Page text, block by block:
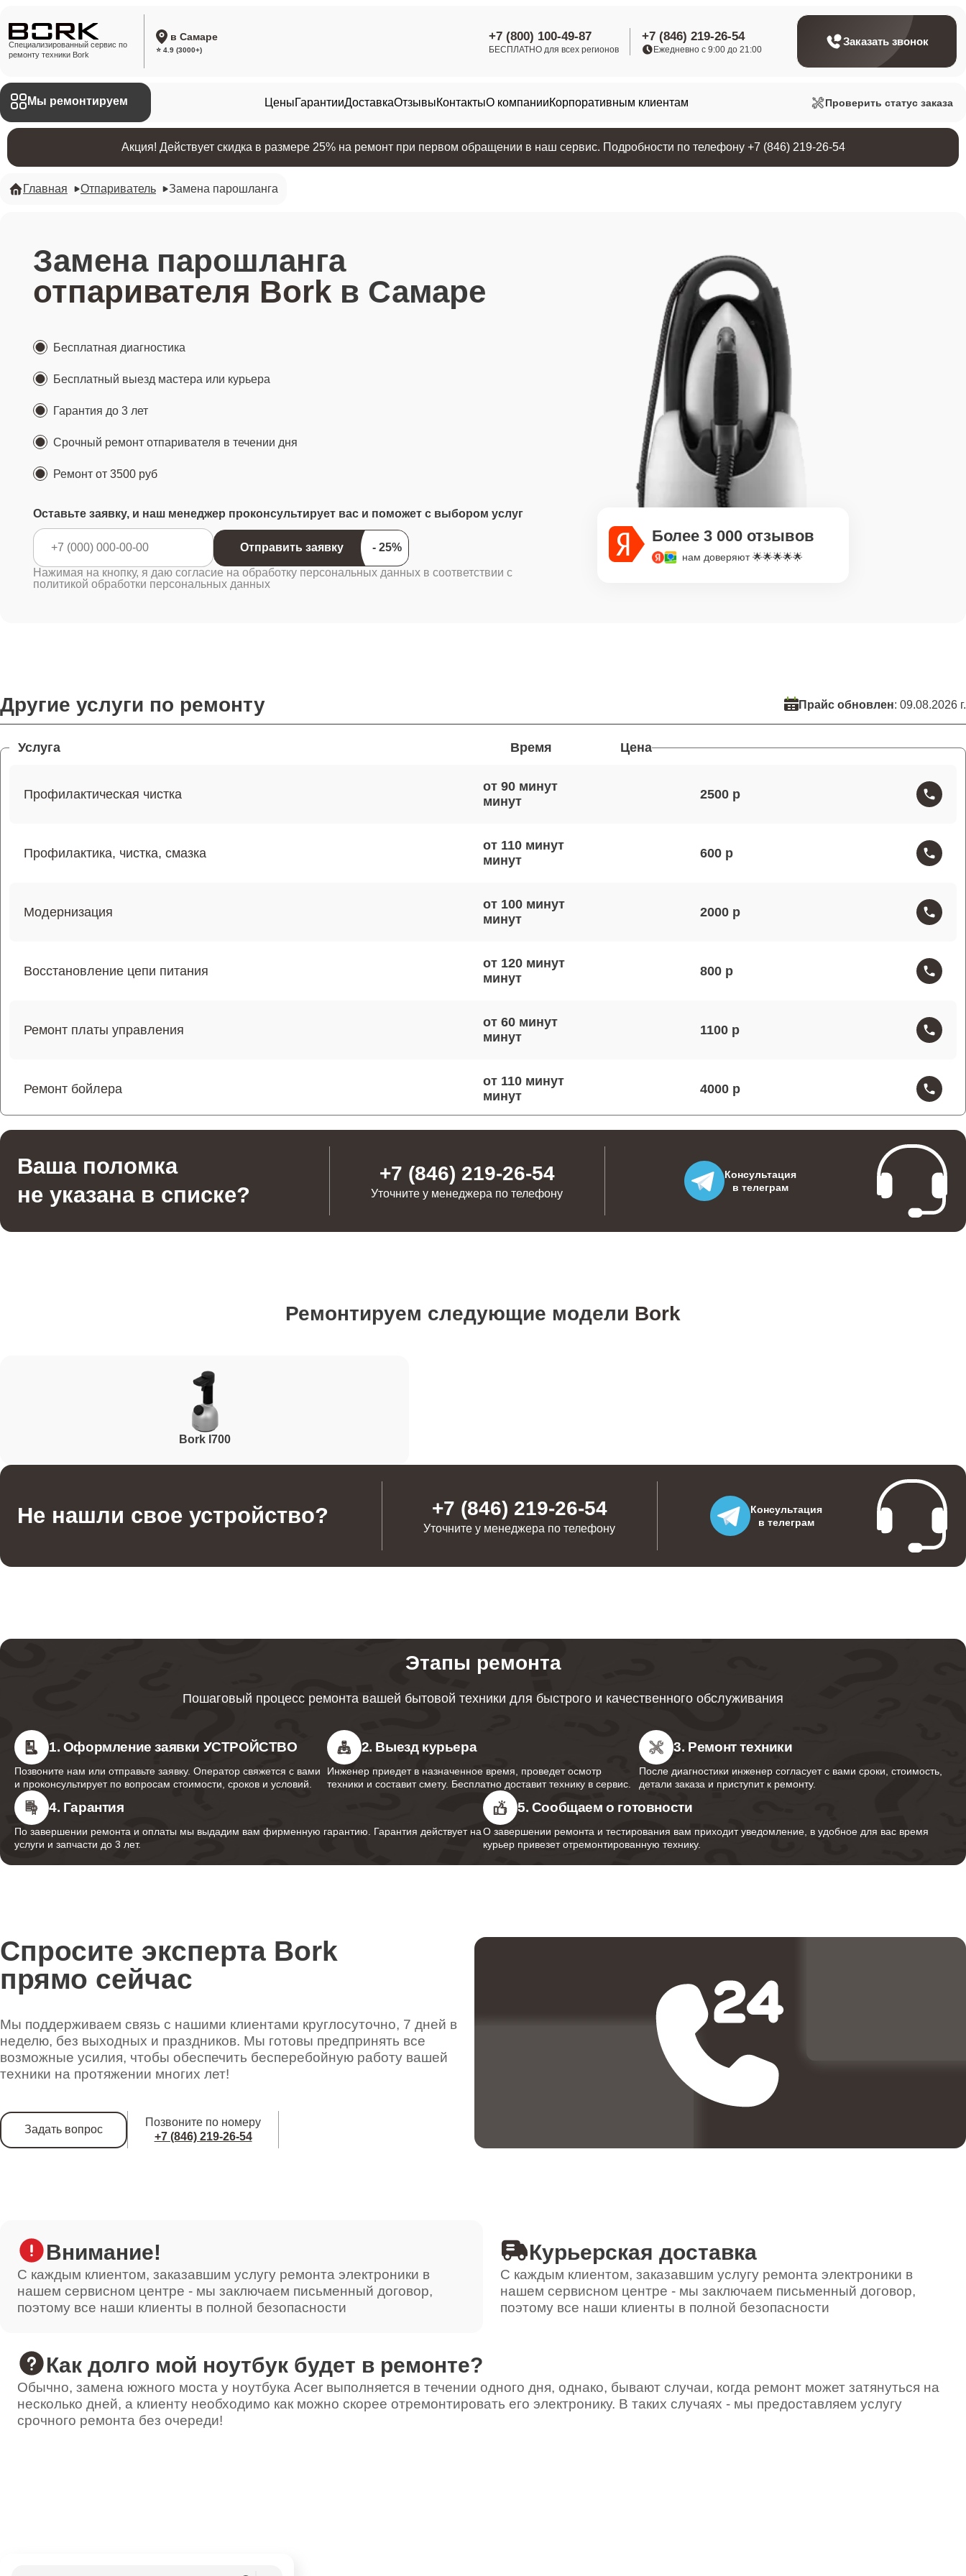
Специализированный сервис по
ремонту техники Bork
в Самаре
⭐ 4.9 (3000+)
+7 (800) 100-49-87
БЕСПЛАТНО для всех регионов
+7 (846) 219-26-54
Ежедневно с 9:00 до 21:00
Заказать звонок
Мы ремонтируем ЦеныГарантииДоставкаОтзывыКонтактыО компанииКорпоративным клиентам Проверить статус заказа
Акция! Действует скидка в размере 25% на ремонт при первом обращении в наш сервис. Подробности по телефону +7 (846) 219-26-54
Главная Отпариватель Замена парошланга
Замена парошланга
отпаривателя Bork в Самаре
Бесплатная диагностика
Бесплатный выезд мастера или курьера
Гарантия до 3 лет
Срочный ремонт отпаривателя в течении дня
Ремонт от 3500 руб
Оставьте заявку, и наш менеджер проконсультирует вас и поможет с выбором услуг
Отправить заявку
Нажимая на кнопку, я даю согласие на обработку персональных данных в соответствии с
политикой обработки персональных данных
Более 3 000 отзывов
нам доверяют 🌟🌟🌟🌟🌟
Другие услуги по ремонту Прайс обновлен: 09.08.2026 г.
Услуга Время Цена
Профилактическая чистка
от 90 минут
2500
Профилактика, чистка, смазка
от 110 минут
600
Модернизация
от 100 минут
2000
Восстановление цепи питания
от 120 минут
800
Ремонт платы управления
от 60 минут
1100
Ремонт бойлера
от 110 минут
4000
Ремонт термостата
от 100 минут
от 60 минут
Ремонт кнопки подачи пара
600
от 100 минут
Ремонт резервуара
Ремонт аварийного клапана
от 50 минут
Ремонт кнопок
от 40 минут
Ремонт пароклапана
Ремонт терморегулятора 3000
3500
Ремонт прокладок 750
Ремонт шнура питания
от 100 минут
от 50 минут
Простой ремонт основной платы 3000
Ваша поломка
не указана в списке?
+7 (846) 219-26-54
Уточните у менеджера по телефону
Консультация
в телеграм
Ремонтируем следующие модели Bork
Bork I700
Не нашли свое устройство? +7 (846) 219-26-54
Уточните у менеджера по телефону
Консультация
в телеграм
Этапы ремонта
Пошаговый процесс ремонта вашей бытовой техники для быстрого и качественного обслуживания
1. Оформление заявки УСТРОЙСТВО
Позвоните нам или отправьте заявку. Оператор свяжется с вами
и проконсультирует по вопросам стоимости, сроков и условий.
2. Выезд курьера
Инженер приедет в назначенное время, проведет осмотр
техники и составит смету. Бесплатно доставит технику в сервис.
3. Ремонт техники
После диагностики инженер согласует с вами сроки, стоимость,
детали заказа и приступит к ремонту.
4. Гарантия
По завершении ремонта и оплаты мы выдадим вам фирменную гарантию. Гарантия действует на
услуги и запчасти до 3 лет.
5. Сообщаем о готовности
О завершении ремонта и тестирования вам приходит уведомление, в удобное для вас время
курьер привезет отремонтированную технику.
Спросите эксперта Bork
прямо сейчас
Мы поддерживаем связь с нашими клиентами круглосуточно, 7 дней в
неделю, без выходных и праздников. Мы готовы предпринять все
возможные усилия, чтобы обеспечить бесперебойную работу вашей
техники на протяжении многих лет!
Задать вопрос
Позвоните по номеру
+7 (846) 219-26-54
Внимание!
С каждым клиентом, заказавшим услугу ремонта электроники в
нашем сервисном центре - мы заключаем письменный договор,
поэтому все наши клиенты в полной безопасности
Курьерская доставка
С каждым клиентом, заказавшим услугу ремонта электроники в
нашем сервисном центре - мы заключаем письменный договор,
поэтому все наши клиенты в полной безопасности
Как долго мой ноутбук будет в ремонте?
Обычно, замена южного моста у ноутбука Acer выполняется в течении одного дня, однако, бывают случаи, когда ремонт может затянуться на
несколько дней, а клиенту необходимо как можно скорее отремонтировать его электронику. В таких случаях - мы предоставляем услугу
срочного ремонта без очереди!